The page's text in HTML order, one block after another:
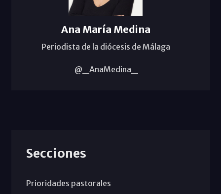
Ana María Medina
Periodista de la diócesis de Málaga
@_AnaMedina_
Secciones
Prioridades pastorales